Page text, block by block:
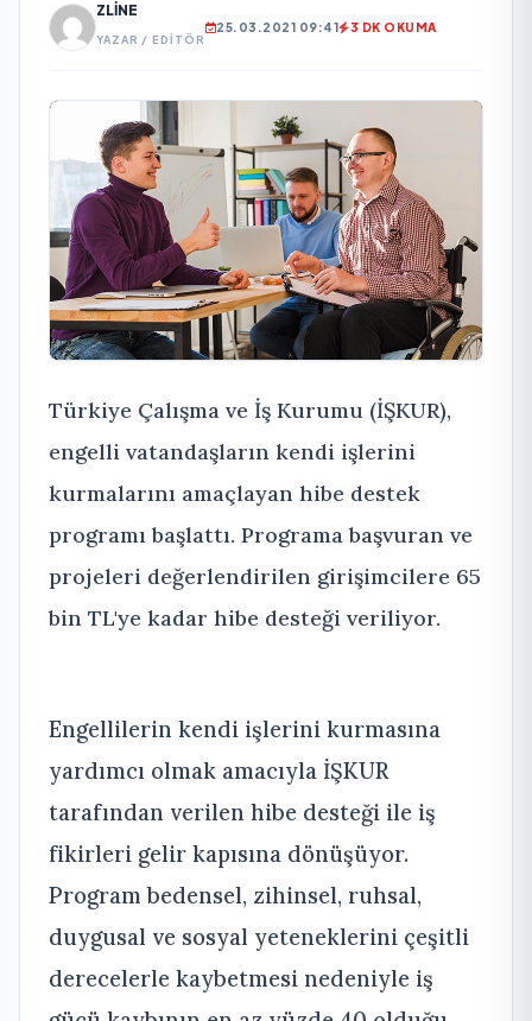
ZLINE
YAZAR / EDITÖR
25.03.2021 09:41 3 DK OKUMA
Türkiye Çalışma ve İş Kurumu (İŞKUR),
engelli vatandaşların kendi işlerini
kurmalarını amaçlayan hibe destek
programı başlattı. Programa başvuran ve
projeleri değerlendirilen girişimcilere 65
bin TL'ye kadar hibe desteği veriliyor.
Engellilerin kendi işlerini kurmasına
yardımcı olmak amacıyla İŞKUR
tarafından verilen hibe desteği ile iş
fikirleri gelir kapısına dönüşüyor.
Program bedensel, zihinsel, ruhsal,
duygusal ve sosyal yeteneklerini çeşitli
derecelerle kaybetmesi nedeniyle iş